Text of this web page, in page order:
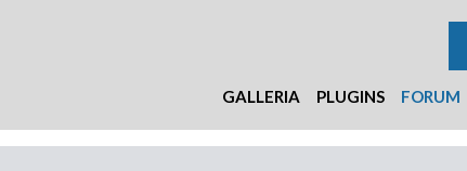
GALLERIA PLUGINS FORUM